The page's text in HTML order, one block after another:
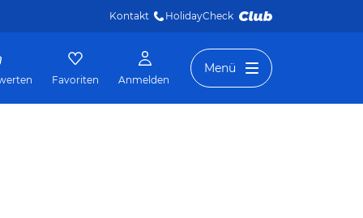
Kontakt HolidayCheck
Favoriten Anmelden
Menü